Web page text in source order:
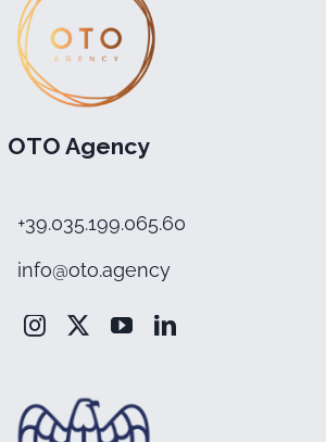
OTO Agency
+39.035.199.065.60
info@oto.agency